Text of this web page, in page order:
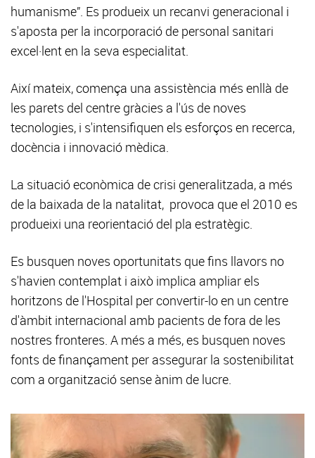
humanisme”. Es produeix un recanvi generacional i
s'aposta per la incorporació de personal sanitari
excel·lent en la seva especialitat.
Així mateix, comença una assistència més enllà de
les parets del centre gràcies a l'ús de noves
tecnologies, i s'intensifiquen els esforços en recerca,
docència i innovació mèdica.
La situació econòmica de crisi generalitzada, a més
de la baixada de la natalitat, provoca que el 2010 es
produeixi una reorientació del pla estratègic.
Es busquen noves oportunitats que fins llavors no
s'havien contemplat i això implica ampliar els
horitzons de l'Hospital per convertir-lo en un centre
d'àmbit internacional amb pacients de fora de les
nostres fronteres. A més a més, es busquen noves
fonts de finançament per assegurar la sostenibilitat
com a organització sense ànim de lucre.